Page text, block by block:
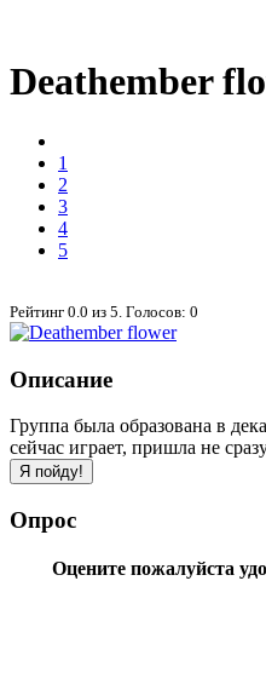
Deathember
1
2
3
4
5
Рейтинг 0.0 из 5 . Голосов: 0
Описание
Группа была образована в
сейчас играет, пришла не
Опрос
Оцените пожалуйста